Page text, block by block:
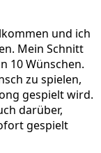
und ich
Mein Schnitt
10 Wünschen.
zu spielen,
gespielt wird.
darüber,
gespielt